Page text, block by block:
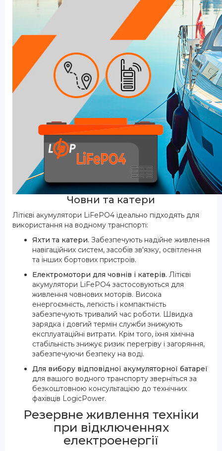
Човни та катери
Літієві акумулятори LiFePO4 ідеально підходять для
використання на водному транспорті:
Яхти та катери. Забезпечують надійне живлення
навігаційних систем, засобів зв'язку, освітлення
та інших бортових пристроїв.
Електромотори для човнів і катерів. Літієві
акумулятори LiFePO4 застосовуються для
живлення човнових моторів. Висока
енергоємність, легкість і компактність
забезпечують тривалий час роботи. Швидка
зарядка і довгий термін служби знижують
експлуатаційні витрати. Крім того, їхня хімічна
стабільність знижує ризик перегріву і загоряння,
забезпечуючи безпеку на воді.
Для вибору відповідної акумуляторної батареї
для вашого водного транспорту зверніться за
безкоштовною консультацією до технічних
фахівців LogicPower.
Резервне живлення техніки
при відключеннях
електроенергії